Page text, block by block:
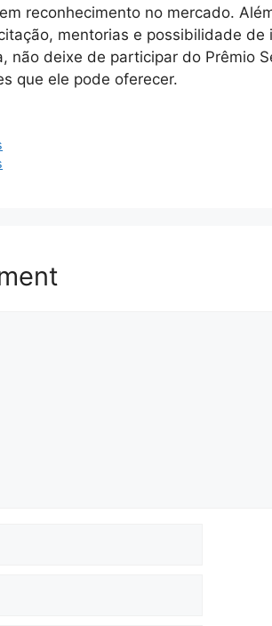
reconhecimento no mercado.
mentorias e possibilidade de
não deixe de participar do Prêmio
que ele pode oferecer.